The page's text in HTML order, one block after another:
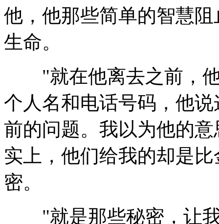
他，他那些简单的智慧
生命。
"就在他离去之前，他
个人名和电话号码，他
前的问题。我以为他的
实上，他们给我的却是
密。
"就是那些秘密，让我